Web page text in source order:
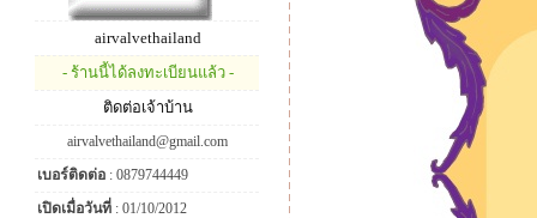
airvalvethailand
- ร้านนี้ได้ลงทะเบียนแล้ว -
ติดต่อเจ้าบ้าน
airvalvethailand@gmail.com
เบอร์ติดต่อ : 0879744449
เปิดเมื่อวันที่ : 01/10/2012